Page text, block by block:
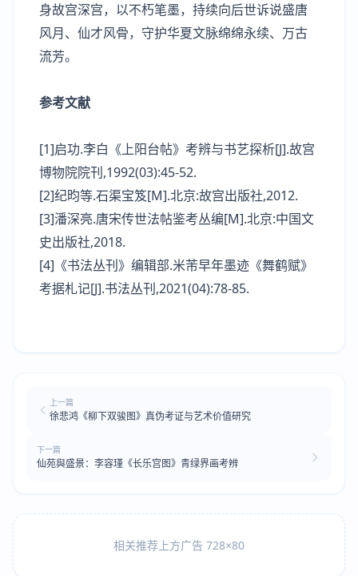
身故宫深宫，以不朽笔墨，持续向后世诉说盛唐
风月、仙才风骨，守护华夏文脉绵绵永续、万古
流芳。
参考文献
[1]启功.李白《上阳台帖》考辨与书艺探析[J].故宫
博物院院刊,1992(03):45-52.
[2]纪昀等.石渠宝笈[M].北京:故宫出版社,2012.
[3]潘深亮.唐宋传世法帖鉴考丛编[M].北京:中国文
史出版社,2018.
[4]《书法丛刊》编辑部.米芾早年墨迹《舞鹤赋》
考据札记[J].书法丛刊,2021(04):78-85.
上一篇
徐悲鸿《柳下双骏图》真伪考证与艺术价值研究
下一篇
仙苑與盛景：李容瑾《长乐宫图》青绿界画考辨
相关推荐上方广告 728×80